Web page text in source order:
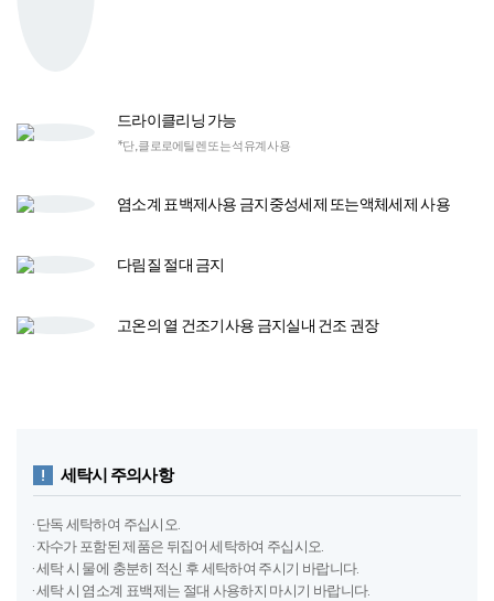
드라이클리닝 가능
*단, 클로로에틸렌 또는 석유계 사용
염소계 표백제사용 금지중성세제 또는액체세제 사용​
다림질 절대 금지
고온의 열 건조기​사용 금지​실내 건조 권장
세탁시 주의사항
· 단독 세탁하여 주십시오.
· 자수가 포함된 제품은 뒤집어 세탁하여 주십시오.
· 세탁 시 물에 충분히 적신 후 세탁하여 주시기 바랍니다.
· 세탁 시 염소계 표백제는 절대 사용하지 마시기 바랍니다.